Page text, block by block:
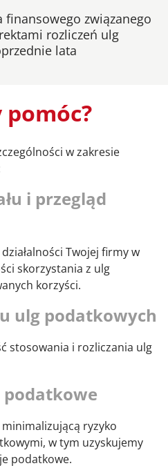
finansowego związanego
rozliczeń ulg
lata
pomóc?
w zakresie
i przegląd
Twojej firmy w
skorzystania z ulg
korzyści.
ulg podatkowych
stosowania i rozliczania ulg
podatkowe
ryzyko
w tym uzyskujemy
podatkowe.